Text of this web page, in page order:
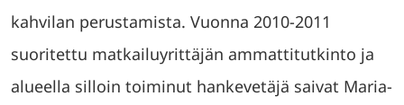
kahvilan perustamista. Vuonna 2010-2011
suoritettu matkailuyrittäjän ammattitutkinto ja
alueella silloin toiminut hankevetäjä saivat Maria-